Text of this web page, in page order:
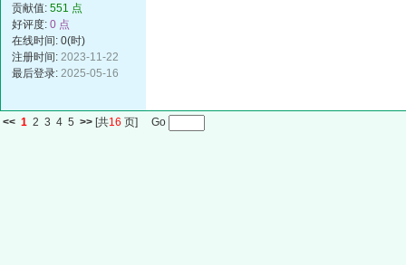
贡献值: 551 点
好评度: 0 点
在线时间: 0(时)
注册时间: 2023-11-22
最后登录: 2025-05-16
<< 1 2 3 4 5 >> [共16 页] Go